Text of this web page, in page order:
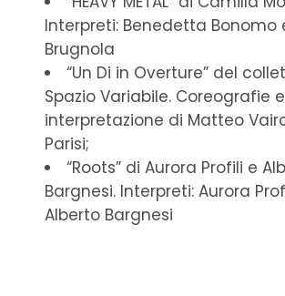
Interpreti: Benedetta Bonomo
Brugnola
“Un Di in Overture” del
Spazio Variabile. Coreografie e
interpretazione di Matteo
Parisi;
“Roots” di Aurora Profili e
Bargnesi. Interpreti: Aurora
Alberto Bargnesi